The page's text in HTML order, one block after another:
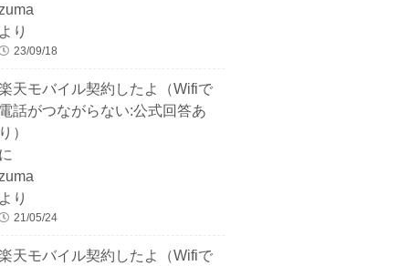
り
23/09/18
天モバイル契約したよ（Wifiで
話がつながらない:公式回答あ
）
り
21/05/24
天モバイル契約したよ（Wifiで